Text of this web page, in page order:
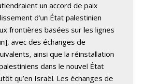
un accord de paix
d’un État palestinien
frontières basées sur les lignes
avec des échanges de
ainsi que la réinstallation
dans le nouvel État
qu’en Israël. Les échanges de